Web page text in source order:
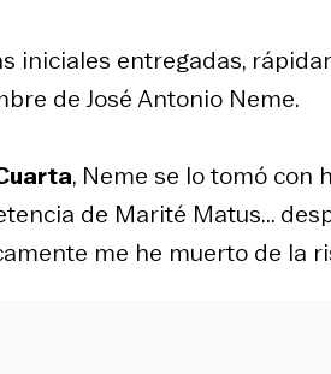
iniciales entregadas,
de José Antonio Neme.
, Neme se lo tomó con
de Marité Matus...
me he muerto de la